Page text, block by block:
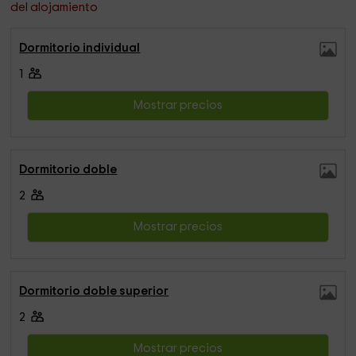
del alojamiento
Dormitorio individual
Mostrar precios
Dormitorio doble
2
Mostrar precios
Dormitorio doble superior
2
Mostrar precios